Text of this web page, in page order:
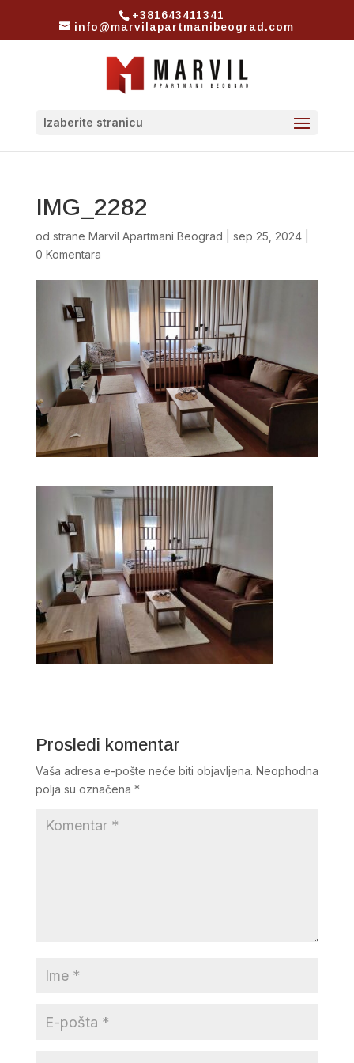
+381643411341
info@marvilapartmanibeograd.com
Izaberite stranicu
IMG_2282
od strane Marvil Apartmani Beograd sep 25, 2024|
0 Komentara
Prosledi komentar
Vaša adresa e-pošte neće biti objavljena. Neophodna
polja su označena *